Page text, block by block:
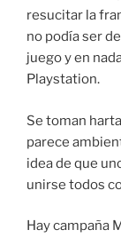
resucitar la
no podía ser
juego y en
Playstation.
Se toman
parece
idea de que
unirse todos
Hay campaña